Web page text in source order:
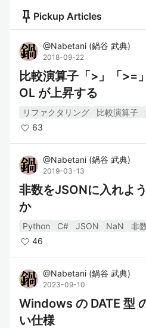
push_pin Pickup Articles
@Nabetani (鍋谷 武典)
2018-09-22
比較演算子「>」「>=
OL が上昇する
リファクタリング 比較演算子
63
@Nabetani (鍋谷 武典)
2019-03-13
非数をJSONに入れよ
か
Python C# JSON NaN
非
46
@Nabetani (鍋谷 武典)
2023-09-10
Windows の DATE 型
い仕様